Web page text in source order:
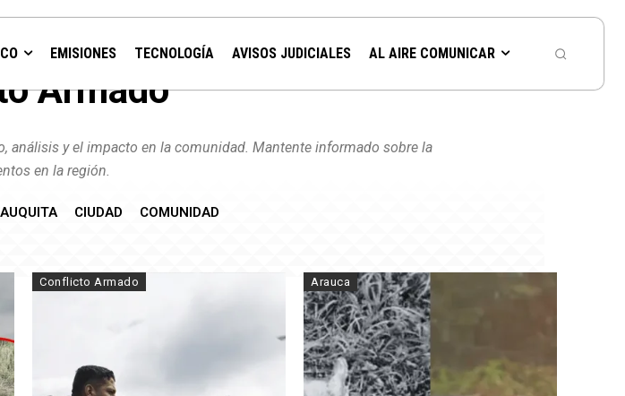
EMISIONES TECNOLOGÍA AVISOS JUDICIALES AL AIRE COMUNICAR
Armado
análisis y el impacto en la comunidad. Mantente informado sobre la
en la región.
CIUDAD COMUNIDAD
Conflicto Armado Arauca